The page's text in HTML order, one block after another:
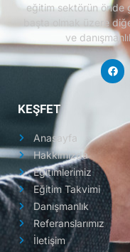
eğitim sektörün önde
başta olmak üzere
ve
KEŞFET
Anasayfa
Hakkımızda
Eğitimlerimiz
Eğitim Takvimi
Danışmanlık
Referanslarımız
İletişim